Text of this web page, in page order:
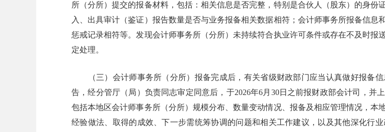
所（分所）提交的报备材料，包括：相关信息是否完整，特别是合伙人（股东）的身
入、出具审计（鉴证）报告数量是否与业务报备相关数据相符；会计师事务所报备信
惩戒记录相符等。发现会计师事务所（分所）未持续符合执业许可条件或存在不及时报
定处理。
（三）会计师事务所（分所）报备完成后，有关省级财政部门应当认真做好报备信
告，经分管厅（局）负责同志审定同意后，于2026年6月30日之前报财政部会计司，并
包括本地区会计师事务所（分所）规模分布、数量变动情况、报备及相应管理情况，本
经验做法、取得的成效、下一步需统筹协调的问题和相关工作建议，以及其他深化行